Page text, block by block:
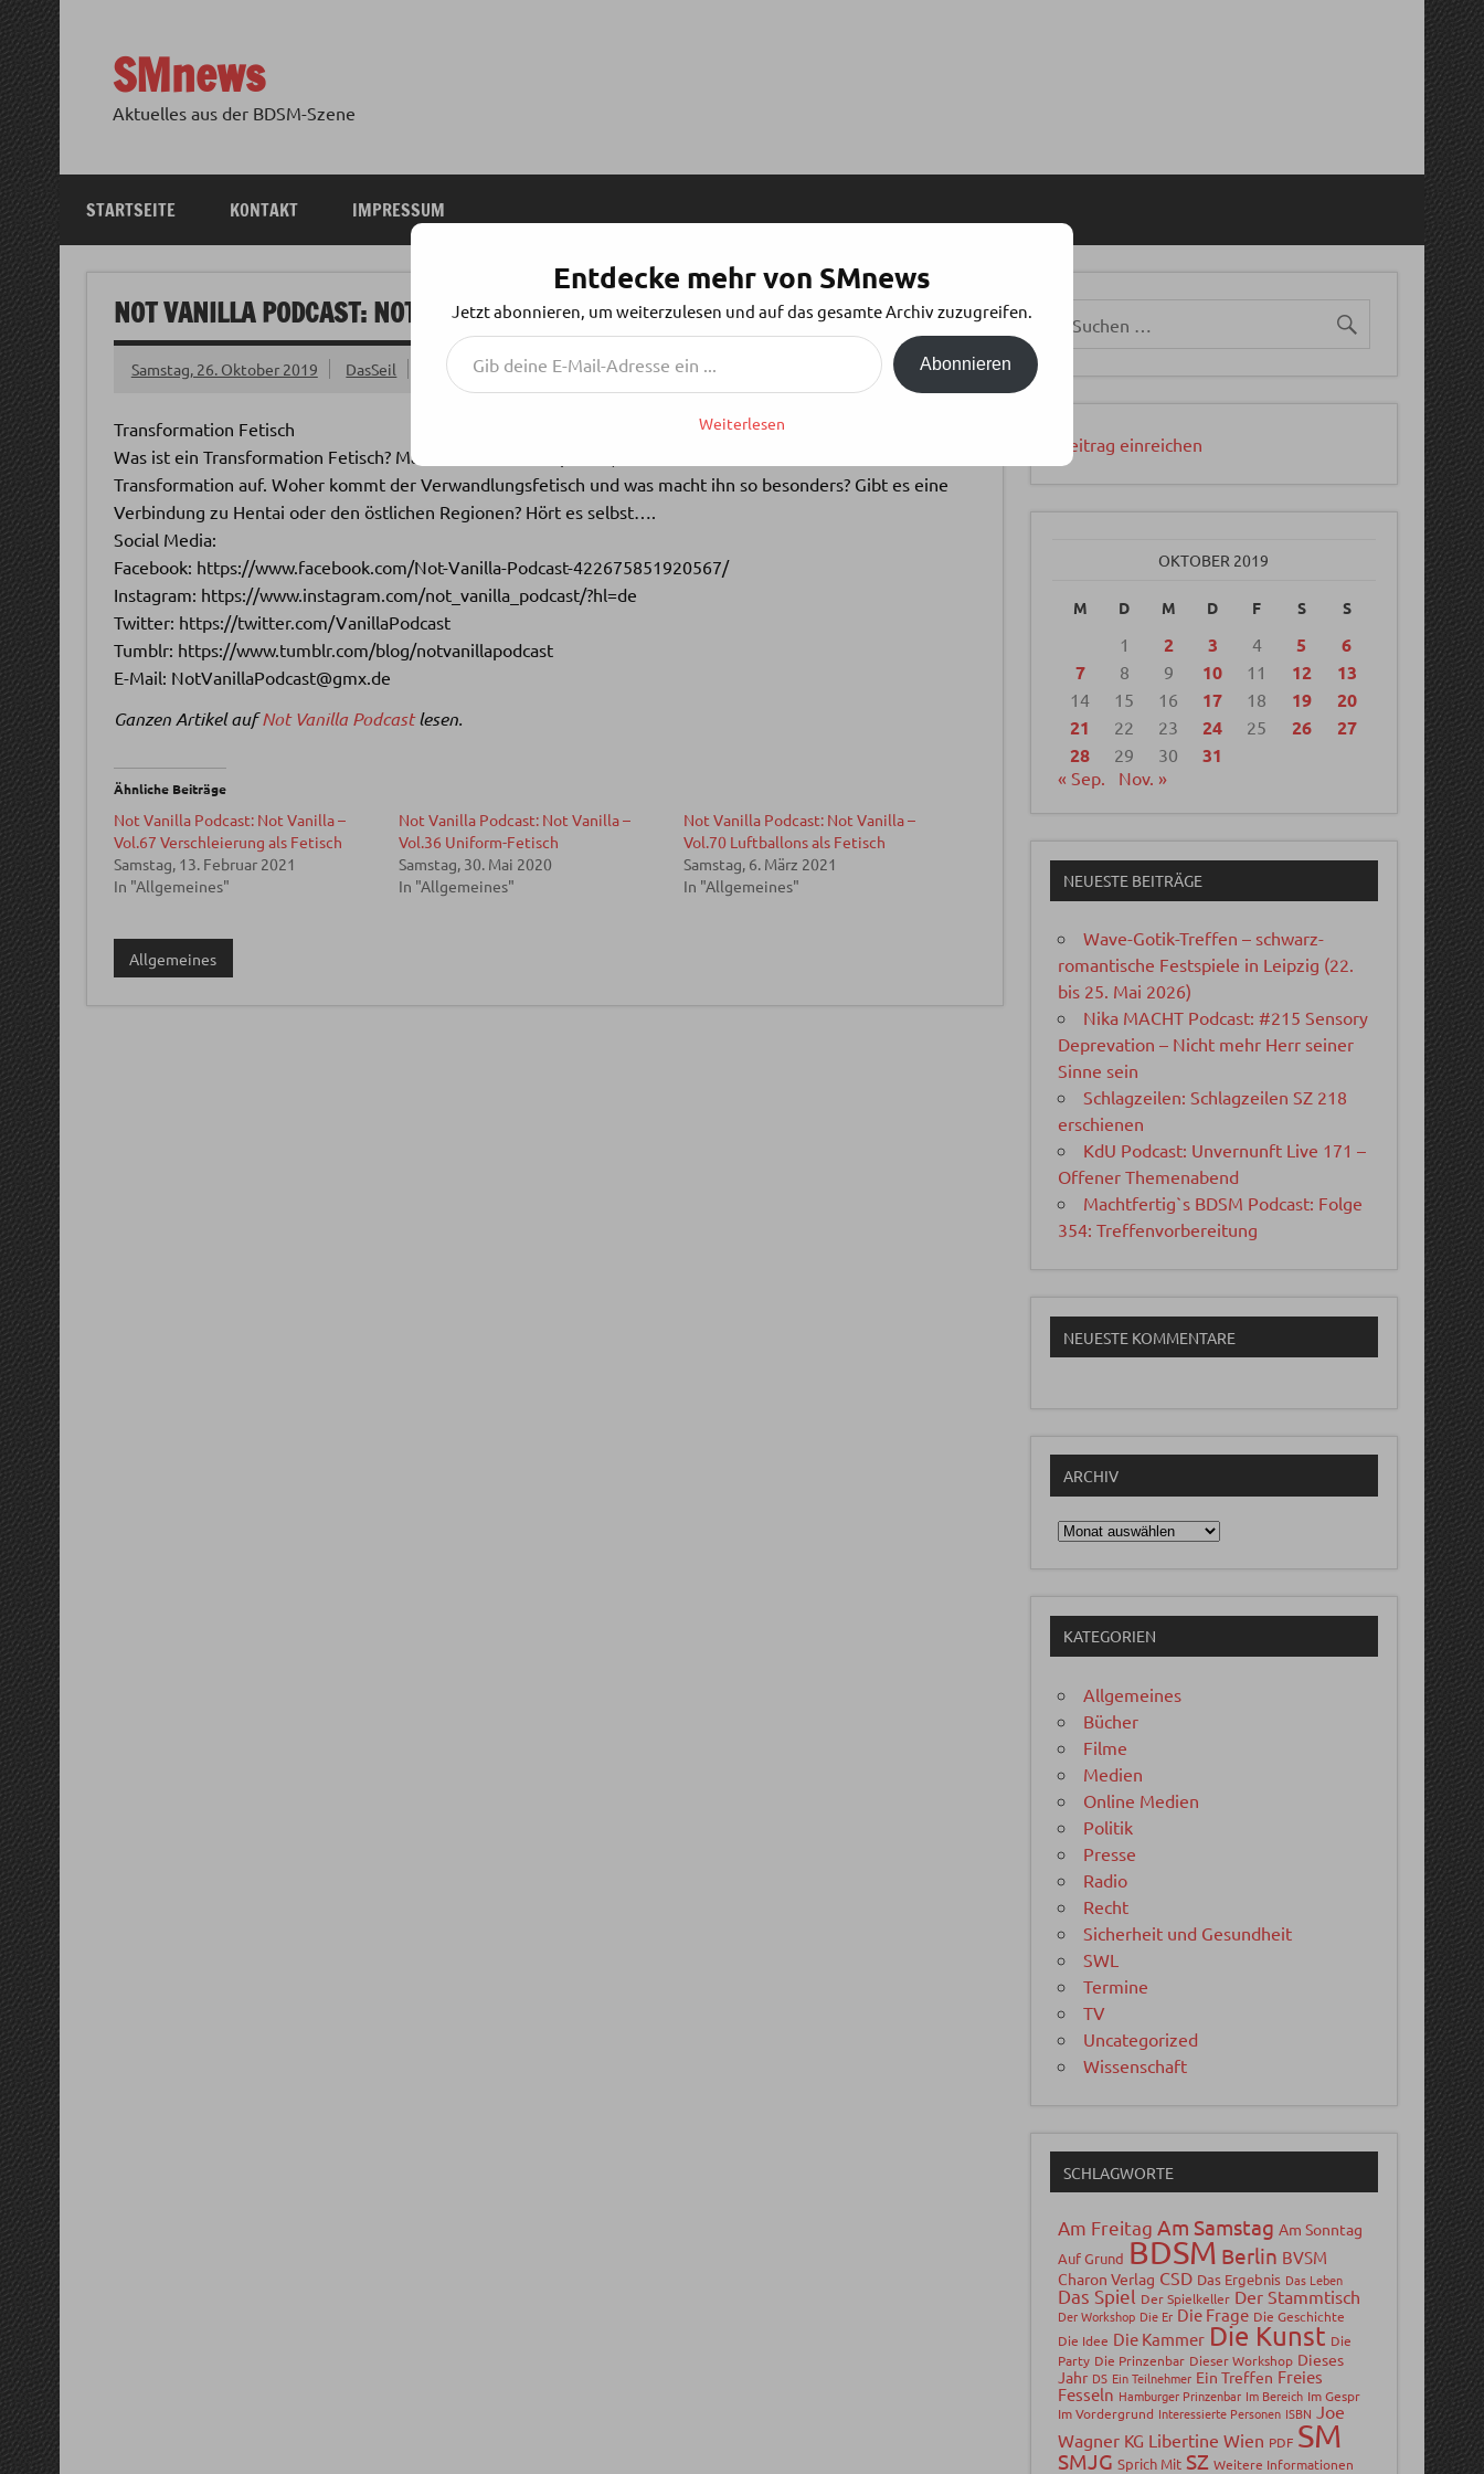
Zum
Inhalt
springen
SMnews
Aktuelles aus der BDSM-Szene
STARTSEITE KONTAKT IMPRESSUM
NOT VANILLA PODCAST: NOT VANILLA – VOL.21 TRANSFORMATION FETISCH
Samstag, 26. Oktober 2019 DasSeil
Transformation Fetisch
Was ist ein Transformation Fetisch? Marc klärt in dieser Episode, Coco und uns über die Welt der
Transformation auf. Woher kommt der Verwandlungsfetisch und was macht ihn so besonders? Gibt es eine
Verbindung zu Hentai oder den östlichen Regionen? Hört es selbst….
Social Media:
Facebook: https://www.facebook.com/Not-Vanilla-Podcast-422675851920567/
Instagram: https://www.instagram.com/not_vanilla_podcast/?hl=de
Twitter: https://twitter.com/VanillaPodcast
Tumblr: https://www.tumblr.com/blog/notvanillapodcast
E-Mail: NotVanillaPodcast@gmx.de
Ganzen Artikel aufNot Vanilla Podcastlesen.
Ähnliche Beiträge
Not Vanilla Podcast: Not Vanilla –
Vol.67 Verschleierung als Fetisch
Samstag, 13. Februar 2021
In "Allgemeines"
Not Vanilla Podcast: Not Vanilla –
Vol.36 Uniform-Fetisch
Samstag, 30. Mai 2020
In "Allgemeines"
Not Vanilla Podcast: Not Vanilla –
Vol.70 Luftballons als Fetisch
Samstag, 6. März 2021
In "Allgemeines"
Allgemeines
Beitrag einreichen
OKTOBER 2019
M D M D F S S
1 2 3 4 5
6
7
8 9 10 11 12 13
14 15 16 17 18 19
20
21
22 23 24 25 26
27
28
29 30 31
« Sep. Nov. »
NEUESTE BEITRÄGE
Wave-Gotik-Treffen – schwarz-
romantische Festspiele in Leipzig (22.
bis 25. Mai 2026)
Nika MACHT Podcast: #215 Sensory
Deprevation – Nicht mehr Herr seiner
Sinne sein
Schlagzeilen: Schlagzeilen SZ 218
erschienen
KdU Podcast: Unvernunft Live 171 –
Offener Themenabend
Machtfertig`s BDSM Podcast: Folge
354: Treffenvorbereitung
NEUESTE KOMMENTARE
ARCHIV
Archiv
KATEGORIEN
Allgemeines
Bücher
Filme
Medien
Online Medien
Politik
Presse
Radio
Recht
Sicherheit und Gesundheit
SWL
Termine
TV
Uncategorized
Wissenschaft
SCHLAGWORTE
Am Freitag Am Samstag Am Sonntag
Auf Grund BDSM Berlin BVSM
Charon Verlag CSD Das Ergebnis Das Leben
Das Spiel Der Spielkeller Der Stammtisch
Der Workshop Die Er Die Frage Die Geschichte
Die Idee Die Kammer Die Kunst Die
Party Die Prinzenbar Dieser Workshop Dieses
Jahr DS Ein Teilnehmer Ein Treffen Freies
Fesseln Hamburger Prinzenbar Im Bereich Im Gespr
Im Vordergrund Interessierte Personen ISBN
Joe
Wagner KG Libertine Wien PDF SM
SMJG Sprich Mit SZ Weitere Informationen
Entdecke mehr von SMnews
Jetzt abonnieren, um weiterzulesen und auf das gesamte Archiv zuzugreifen.
Gib deine E-Mail-Adresse ein ...
Abonnieren
Weiterlesen